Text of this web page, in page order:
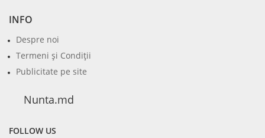
INFO
Despre noi
Termeni şi Condiţii
Publicitate pe site
Nunta.md
FOLLOW US